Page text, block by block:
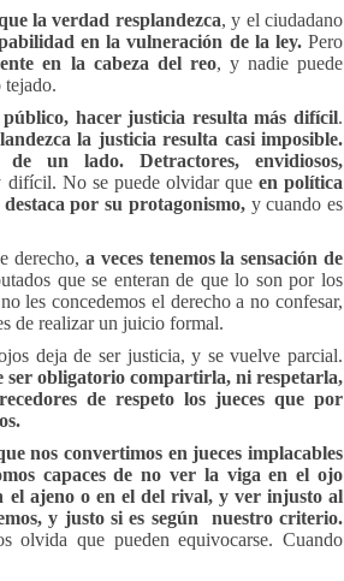
la verdad resplandezca, y el ciudadano
en la vulneración de la ley.Pero
en la cabeza del reo, y nadie puede
tejado.
hacer justicia resulta más difícil.
la justicia resulta casi imposible.
de un lado. Detractores, envidiosos,
difícil. No se puede olvidar queen política
por su protagonismo, y cuando es
derecho,a veces tenemos la sensación de
que se enteran de que lo son por los
les concedemos el derecho a no confesar,
de realizar un juicio formal.
deja de ser justicia, y se vuelve parcial.
ser obligatorio compartirla, ni respetarla,
de respeto los jueces que por
nos convertimos en jueces implacables
capaces de no ver la viga en el ojo
ajeno o en el del rival, y ver injusto al
y justo si es según
nuestro criterio.
olvida que pueden equivocarse. Cuando